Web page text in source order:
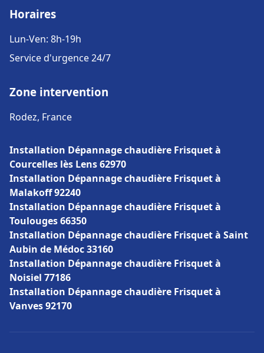
Horaires
Lun-Ven: 8h-19h
Service d'urgence 24/7
Zone intervention
Rodez, France
Installation Dépannage chaudière Frisquet à
Courcelles lès Lens 62970
Installation Dépannage chaudière Frisquet à
Malakoff 92240
Installation Dépannage chaudière Frisquet à
Toulouges 66350
Installation Dépannage chaudière Frisquet à Saint
Aubin de Médoc 33160
Installation Dépannage chaudière Frisquet à
Noisiel 77186
Installation Dépannage chaudière Frisquet à
Vanves 92170